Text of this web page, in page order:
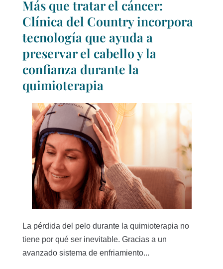
Más que tratar el cáncer:
Clínica del Country incorpora
tecnología que ayuda a
preservar el cabello y la
confianza durante la
quimioterapia
La pérdida del pelo durante la quimioterapia no
tiene por qué ser inevitable. Gracias a un
avanzado sistema de enfriamiento...